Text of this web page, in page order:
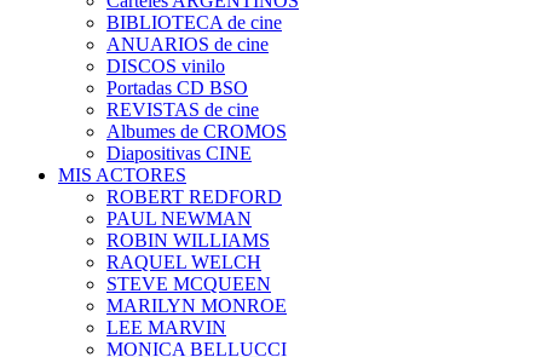
BIBLIOTECA de cine
ANUARIOS de cine
DISCOS vinilo
Portadas CD BSO
REVISTAS de cine
Albumes de CROMOS
Diapositivas CINE
MIS ACTORES
ROBERT REDFORD
PAUL NEWMAN
ROBIN WILLIAMS
RAQUEL WELCH
STEVE MCQUEEN
MARILYN MONROE
LEE MARVIN
MONICA BELLUCCI